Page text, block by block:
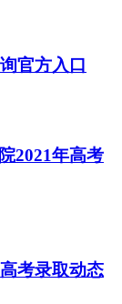
官方入口
2021年高考
考录取动态